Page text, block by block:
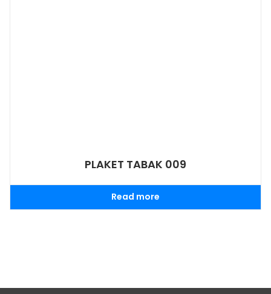
PLAKET TABAK 009
Read more